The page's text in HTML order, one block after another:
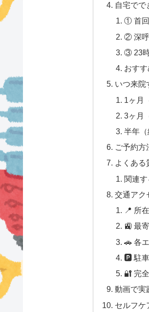
自宅でで
① 首回
② 深呼
③ 23
おす
いつ来院
1ヶ月
3ヶ月
半年
ご予約方
よくある
関連
交通アク
📍 所
🚉 最
🚗 各
🅿 駐
🔐 完
動画で実
セルフケ